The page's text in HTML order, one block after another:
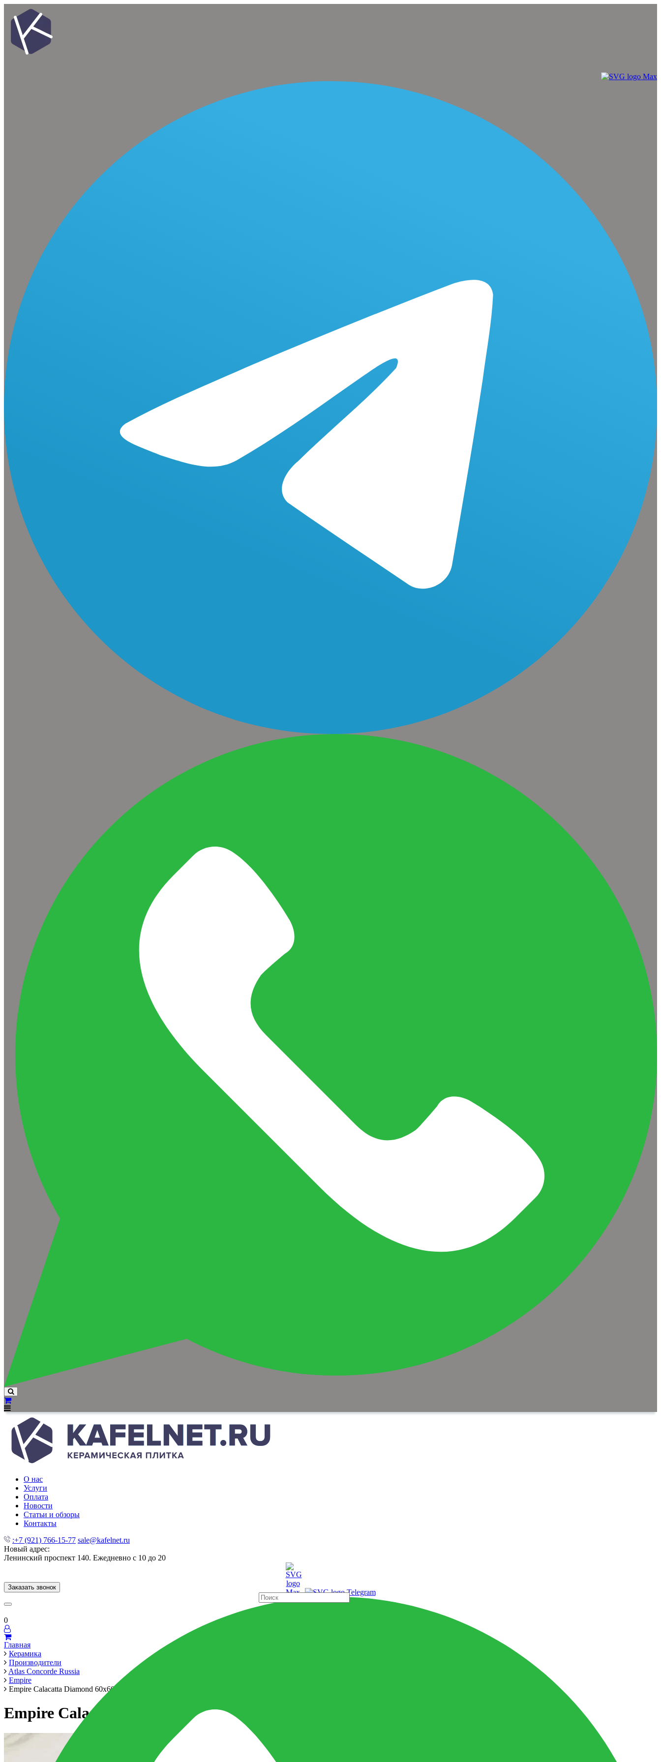
О нас
Услуги
Оплата
Новости
Статьи и обзоры
Контакты
:+7 (921) 766-15-77 sale@kafelnet.ru
Новый адрес:
Ленинский проспект 140. Ежедневно с 10 до 20
Заказать звонок
0
Главная
Керамика
Производители
Atlas Concorde Russia
Empire
Empire Calacatta Diamond 60x60 Lapp Керамогранит
Empire Calacatta Diamond 60x60 Lapp Керамогранит